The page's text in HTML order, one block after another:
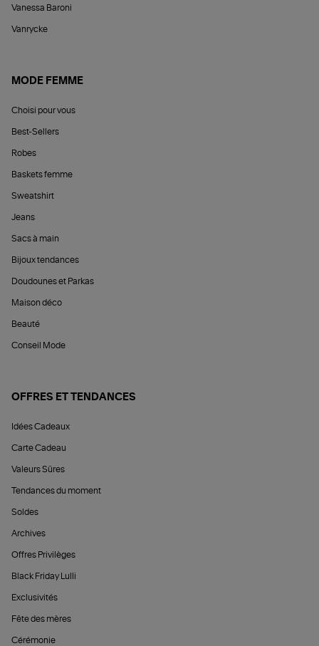
Vanessa Baroni
Vanrycke
MODE FEMME
Choisi pour vous
Best-Sellers
Robes
Baskets femme
Sweatshirt
Jeans
Sacs à main
Bijoux tendances
Doudounes et Parkas
Maison déco
Beauté
Conseil Mode
OFFRES ET TENDANCES
Idées Cadeaux
Carte Cadeau
Valeurs Sûres
Tendances du moment
Soldes
Archives
Offres Privilèges
Black Friday Lulli
Exclusivités
Fête des mères
Cérémonie